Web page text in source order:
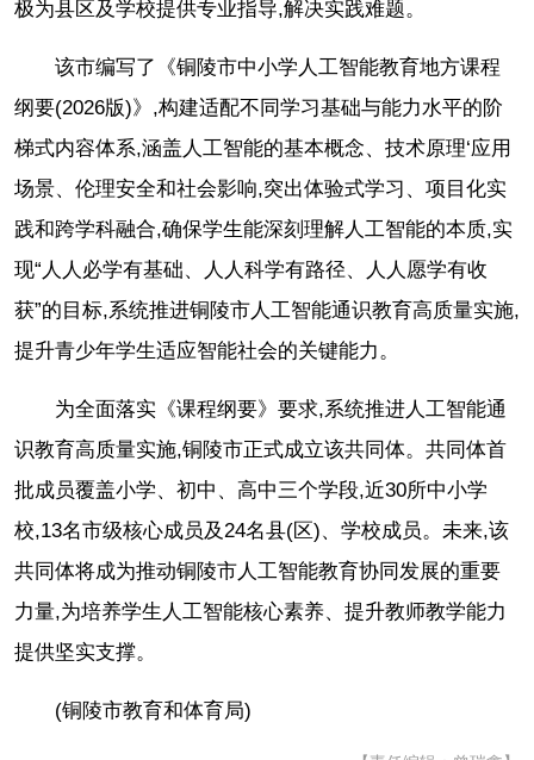
极为县区及学校提供专业指导,解决实践难题。
该市编写了《铜陵市中小学人工智能教育地方课程
纲要(2026版)》,构建适配不同学习基础与能力水平的阶
梯式内容体系,涵盖人工智能的基本概念、技术原理‘应用
场景、伦理安全和社会影响,突出体验式学习、项目化实
践和跨学科融合,确保学生能深刻理解人工智能的本质,实
现“人人必学有基础、人人科学有路径、人人愿学有收
获”的目标,系统推进铜陵市人工智能通识教育高质量实施,
提升青少年学生适应智能社会的关键能力。
为全面落实《课程纲要》要求,系统推进人工智能通
识教育高质量实施,铜陵市正式成立该共同体。共同体首
批成员覆盖小学、初中、高中三个学段,近30所中小学
校,13名市级核心成员及24名县(区)、学校成员。未来,该
共同体将成为推动铜陵市人工智能教育协同发展的重要
力量,为培养学生人工智能核心素养、提升教师教学能力
提供坚实支撑。
(铜陵市教育和体育局)